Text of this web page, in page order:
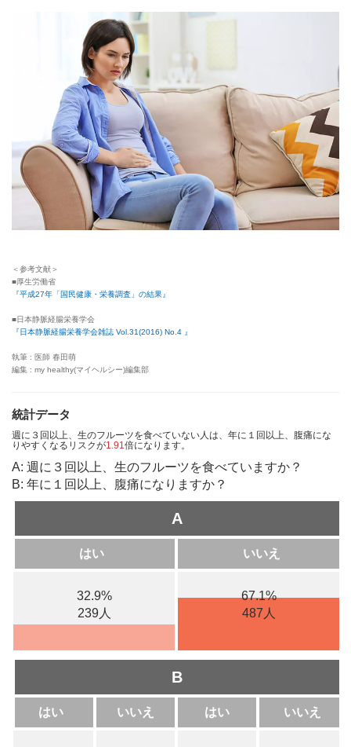
＜参考文献＞
■厚生労働省
『平成27年「国民健康・栄養調査」の結果』
■日本静脈経腸栄養学会
『日本静脈経腸栄養学会雑誌 Vol.31(2016) No.4 』
執筆 : 医師 春田萌
編集 : my healthy(マイヘルシー)編集部
統計データ
週に３回以上、生のフルーツを食べていない人は、年に１回以上、腹痛にな
りやすくなるリスクが1.91倍になります。
A: 週に３回以上、生のフルーツを食べていますか？
B: 年に１回以上、腹痛になりますか？
A
はい いいえ
32.9%
239人
67.1%
487人
B
はい いいえ はい いいえ